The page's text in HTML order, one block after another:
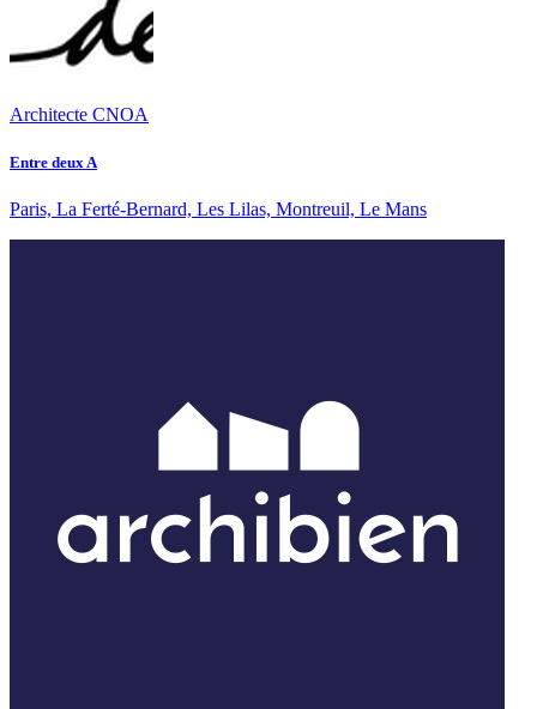
Architecte CNOA
Entre deux A
Paris, La Ferté-Bernard, Les Lilas, Montreuil, Le Mans